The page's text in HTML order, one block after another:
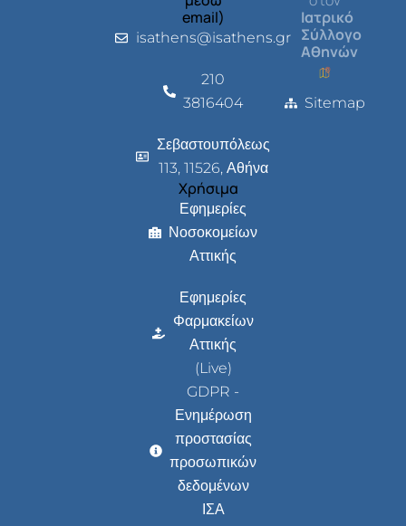
email)
isathens@isathens.gr
210
3816404
Σεβαστουπόλεως
113, 11526, Αθήνα
Χρήσιμα
Εφημερίες
Νοσοκομείων
Αττικής
Εφημερίες
Φαρμακείων
Αττικής
(Live)
GDPR -
Ενημέρωση
προστασίας
προσωπικών
δεδομένων
ΙΣΑ
Ιατρικό
Σύλλογο
Αθηνών
Sitemap